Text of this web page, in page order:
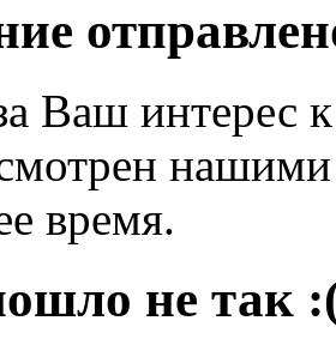
Ваш интерес
время.
не так